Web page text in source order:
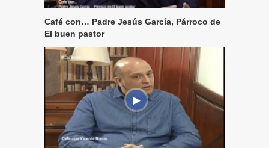
Café con… Padre Jesús García, Párroco de
El buen pastor